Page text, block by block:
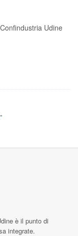
Udine
è il punto di
integrate.